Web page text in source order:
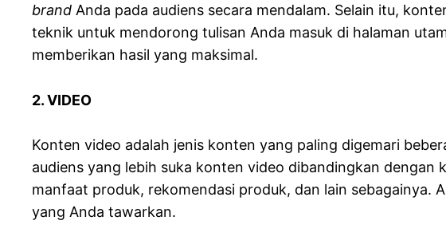
brand Anda pada audiens secara mendalam. Selain itu,
teknik untuk mendorong tulisan Anda masuk di halaman
memberikan hasil yang maksimal.
2. VIDEO
Konten video adalah jenis konten yang paling digemari
audiens yang lebih suka konten video dibandingkan
manfaat produk, rekomendasi produk, dan lain sebagainya.
yang Anda tawarkan.